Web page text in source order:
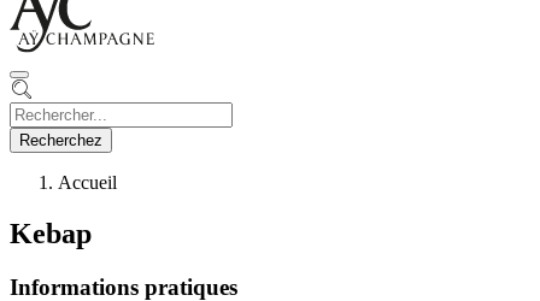
Recherchez
Accueil
Kebap
Informations pratiques